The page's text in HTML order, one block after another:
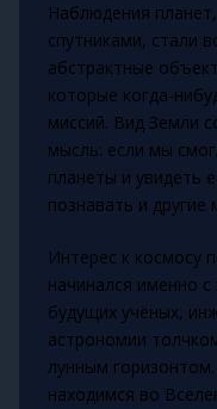
Наблюдения
спутниками, стали
абстрактные
которые
миссий. Вид Земли
мысль: если мы
планеты и увидеть
познавать и другие
Интерес к космосу
начинался именно
будущих учёных,
астрономии
лунным
находимся во